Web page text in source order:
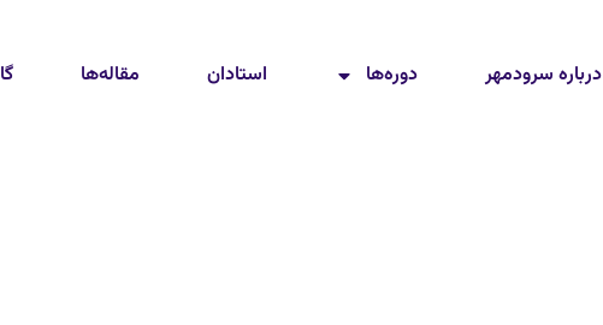
درباره سرودمهر دوره‌ها استادان مقاله‌ها